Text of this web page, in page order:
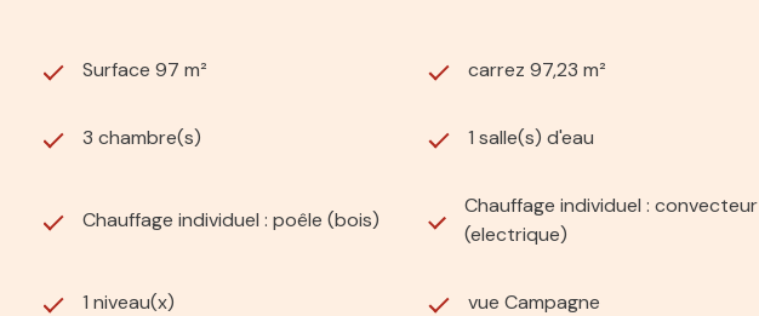
Surface 97 m² carrez 97,23 m²
3 chambre(s) 1 salle(s) d'eau
Chauffage individuel : poêle (bois)
Chauffage individuel : convecteur
(electrique)
1 niveau(x) vue Campagne